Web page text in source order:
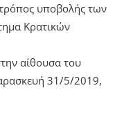
τρόπος υποβολής των
Κρατικών
αίθουσα του
31/5/2019,